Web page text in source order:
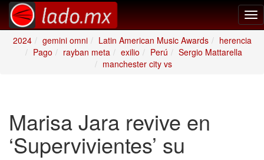
2024
gemini omni Latin American Music Awards
herencia
Pago
rayban meta exilio Perú
Sergio Mattarella
manchester city vs
Marisa Jara revive en
‘Supervivientes’ su